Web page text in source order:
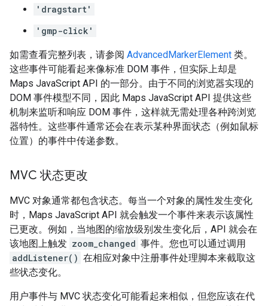
'dragstart'
'gmp-click'
如需查看完整列表，请参阅 AdvancedMarkerElement 类。
这些事件可能看起来像标准 DOM 事件，但实际上却是
Maps JavaScript API 的一部分。由于不同的浏览器实现的
DOM 事件模型不同，因此 Maps JavaScript API 提供这些
机制来监听和响应 DOM 事件，这样就无需处理各种跨浏览
器特性。这些事件通常还会在表示某种界面状态（例如鼠标
位置）的事件中传递参数。
MVC 状态更改
MVC 对象通常都包含状态。每当一个对象的属性发生变化
时，Maps JavaScript API 就会触发一个事件来表示该属性
已更改。例如，当地图的缩放级别发生变化后，API 就会在
该地图上触发 zoom_changed 事件。您也可以通过调用
addListener() 在相应对象中注册事件处理脚本来截取这
些状态变化。
用户事件与 MVC 状态变化可能看起来相似，但您应该在代